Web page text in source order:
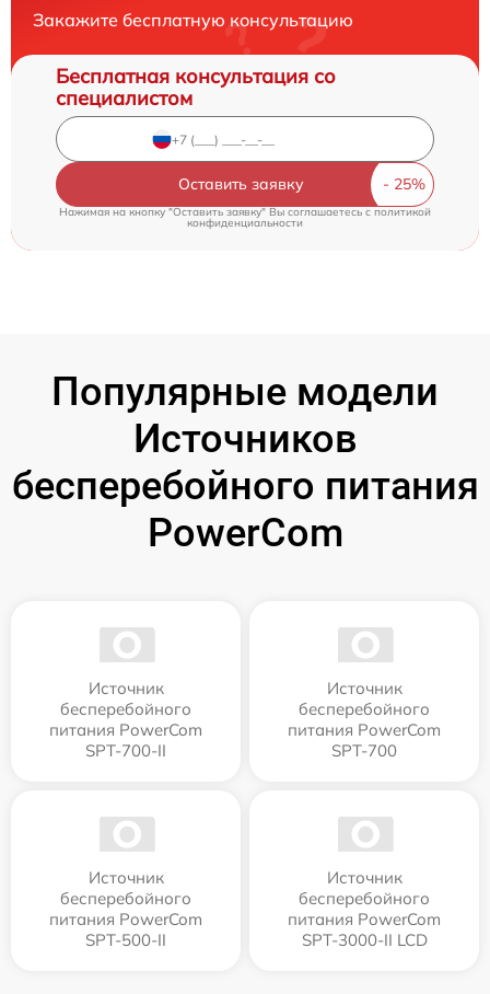
Закажите бесплатную консультацию
Бесплатная консультация со
специалистом
Оставить заявку
Нажимая на кнопку "Оставить заявку" Вы соглашаетесь cполитикой
конфиденциальности
Популярные модели
Источников
бесперебойного питания
PowerCom
Источник
бесперебойного
питания PowerCom
SPT-700-II
Источник
бесперебойного
питания PowerCom
SPT-700
Источник
бесперебойного
питания PowerCom
SPT-500-II
Источник
бесперебойного
питания PowerCom
SPT-3000-II LCD